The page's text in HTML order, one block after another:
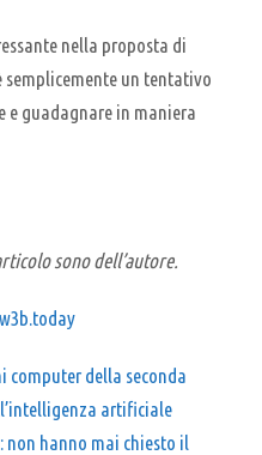
nella proposta di
semplicemente un tentativo
e guadagnare in maniera
sono dell’autore.
computer della seconda
artificiale
non hanno mai chiesto il